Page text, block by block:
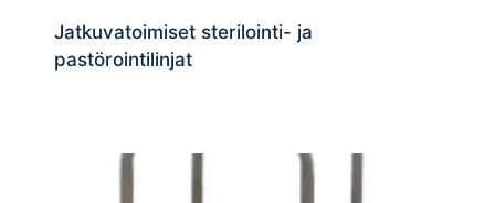
Jatkuvatoimiset sterilointi- ja
pastörointilinjat